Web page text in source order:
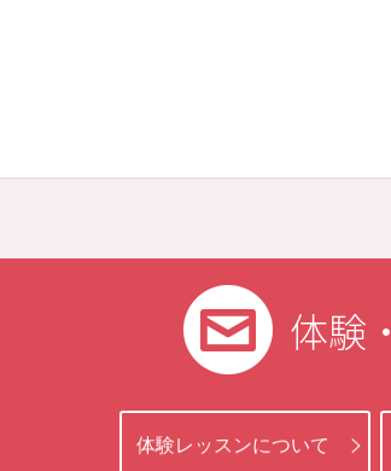
体験
体験レッスンについて